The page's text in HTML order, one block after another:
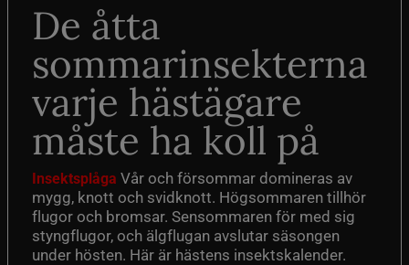
De åtta
sommarinsekterna
varje hästägare
måste ha koll på
Insektsplåga Vår och försommar domineras av
mygg, knott och svidknott. Högsommaren tillhör
flugor och bromsar. Sensommaren för med sig
styngflugor, och älgflugan avslutar säsongen
under hösten. Här är hästens insektskalender.